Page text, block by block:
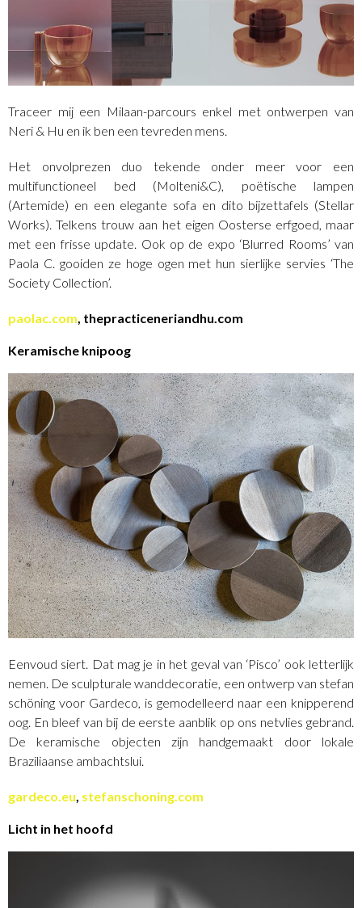
Traceer mij een Milaan-parcours enkel met ontwerpen van
Neri & Hu en ik ben een tevreden mens.
Het onvolprezen duo tekende onder meer voor een
multifunctioneel bed (Molteni&C), poëtische lampen
(Artemide) en een elegante sofa en dito bijzettafels (Stellar
Works). Telkens trouw aan het eigen Oosterse erfgoed, maar
met een frisse update. Ook op de expo ‘Blurred Rooms’ van
Paola C. gooiden ze hoge ogen met hun sierlijke servies ‘The
Society Collection’.
paolac.com, thepracticeneriandhu.com
Keramische knipoog
Eenvoud siert. Dat mag je in het geval van ‘Pisco’ ook letterlijk
nemen. De sculpturale wanddecoratie, een ontwerp van stefan
schöning voor Gardeco, is gemodelleerd naar een knipperend
oog. En bleef van bij de eerste aanblik op ons netvlies gebrand.
De keramische objecten zijn handgemaakt door lokale
Braziliaanse ambachtslui.
gardeco.eu stefanschoning.com
Licht in het hoofd